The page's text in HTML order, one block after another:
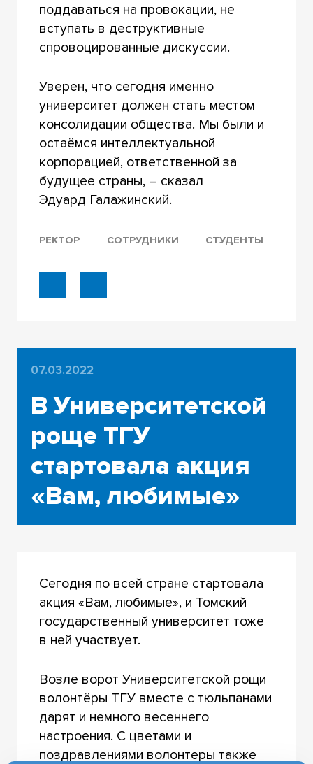
поддаваться на провокации, не
вступать в деструктивные
спровоцированные дискуссии.
Уверен, что сегодня именно
университет должен стать местом
консолидации общества. Мы были и
остаёмся интеллектуальной
корпорацией, ответственной за
будущее страны, – сказал
Эдуард Галажинский.
РЕКТОР СОТРУДНИКИ СТУДЕНТЫ
07.03.2022
В Университетской
роще ТГУ
стартовала акция
«Вам, любимые»
Сегодня по всей стране стартовала
акция «Вам, любимые», и Томский
государственный университет тоже
в ней участвует.
Возле ворот Университетской рощи
волонтёры ТГУ вместе с тюльпанами
дарят и немного весеннего
настроения. С цветами и
поздравлениями волонтеры также